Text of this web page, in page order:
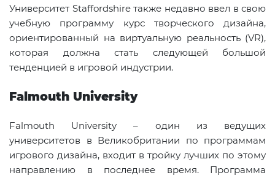
Университет Staffordshire также недавно ввел в свою
учебную программу курс творческого дизайна,
ориентированный на виртуальную реальность (VR),
которая должна стать следующей большой
тенденцией в игровой индустрии.
Falmouth University
Falmouth University – один из ведущих
университетов в Великобритании по программам
игрового дизайна, входит в тройку лучших по этому
направлению в последнее время. Программа